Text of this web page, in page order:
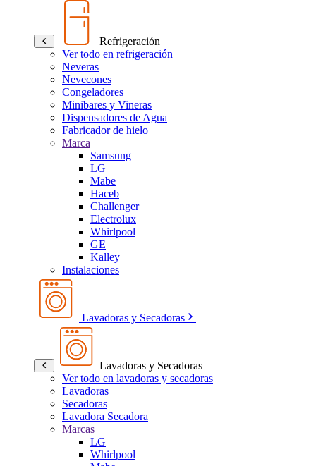
Refrigeración
Ver todo en refrigeración
Neveras
Nevecones
Congeladores
Minibares y Vineras
Dispensadores de Agua
Fabricador de hielo
Marca
Samsung
LG
Mabe
Haceb
Challenger
Electrolux
Whirlpool
GE
Kalley
Instalaciones
Lavadoras y Secadoras
Lavadoras y Secadoras
Ver todo en lavadoras y secadoras
Lavadoras
Secadoras
Lavadora Secadora
Marcas
LG
Whirlpool